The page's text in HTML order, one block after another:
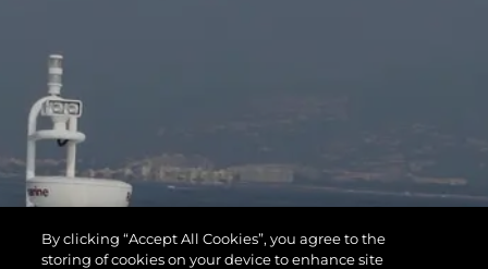
By clicking “Accept All Cookies”, you agree to the
storing of cookies on your device to enhance site